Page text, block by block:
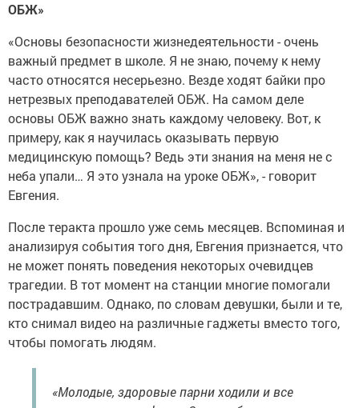
ОБЖ»
«Основы безопасности жизнедеятельности - очень
важный предмет в школе. Я не знаю, почему к нему
часто относятся несерьезно. Везде ходят байки про
нетрезвых преподавателей ОБЖ. На самом деле
основы ОБЖ важно знать каждому человеку. Вот, к
примеру, как я научилась оказывать первую
медицинскую помощь? Ведь эти знания на меня не с
неба упали… Я это узнала на уроке ОБЖ», - говорит
Евгения.
После теракта прошло уже семь месяцев. Вспоминая и
анализируя события того дня, Евгения признается, что
не может понять поведения некоторых очевидцев
трагедии. В тот момент на станции многие помогали
пострадавшим. Однако, по словам девушки, были и те,
кто снимал видео на различные гаджеты вместо того,
чтобы помогать людям.
«Молодые, здоровые парни ходили и все